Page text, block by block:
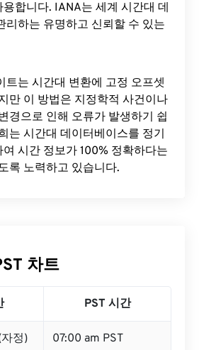
합니다. IANA는 세계 시간대 데
리하는 유명하고 신뢰할 수 있는
트는 시간대 변환에 ​​고정 오프셋
만 이 방법은 지정학적 사건이나
경으로 인해 오류가 발생하기 쉽
는 시간대 데이터베이스를 정기
시간 정보가 100% 정확하다는
록 노력하고 있습니다.
차트
PST 시간
정) 07:00 am PST